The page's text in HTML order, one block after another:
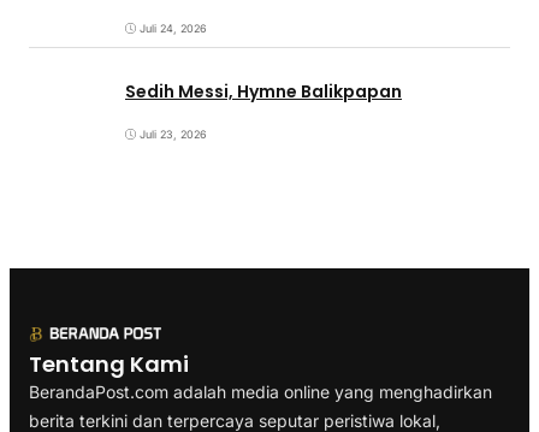
Juli 24, 2026
Sedih Messi, Hymne Balikpapan
Juli 23, 2026
Tentang Kami
BerandaPost.com adalah media online yang menghadirkan
berita terkini dan terpercaya seputar peristiwa lokal,